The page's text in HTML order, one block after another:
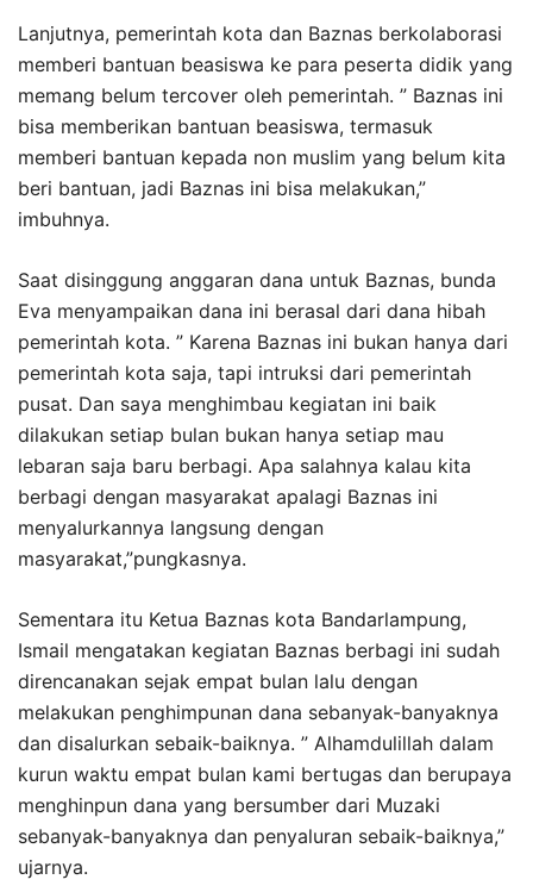
Lanjutnya, pemerintah kota dan Baznas berkolaborasi
memberi bantuan beasiswa ke para peserta didik yang
memang belum tercover oleh pemerintah. ” Baznas ini
bisa memberikan bantuan beasiswa, termasuk
memberi bantuan kepada non muslim yang belum kita
beri bantuan, jadi Baznas ini bisa melakukan,”
imbuhnya.
Saat disinggung anggaran dana untuk Baznas, bunda
Eva menyampaikan dana ini berasal dari dana hibah
pemerintah kota. ” Karena Baznas ini bukan hanya dari
pemerintah kota saja, tapi intruksi dari pemerintah
pusat. Dan saya menghimbau kegiatan ini baik
dilakukan setiap bulan bukan hanya setiap mau
lebaran saja baru berbagi. Apa salahnya kalau kita
berbagi dengan masyarakat apalagi Baznas ini
menyalurkannya langsung dengan
masyarakat,”pungkasnya.
Sementara itu Ketua Baznas kota Bandarlampung,
Ismail mengatakan kegiatan Baznas berbagi ini sudah
direncanakan sejak empat bulan lalu dengan
melakukan penghimpunan dana sebanyak-banyaknya
dan disalurkan sebaik-baiknya. ” Alhamdulillah dalam
kurun waktu empat bulan kami bertugas dan berupaya
menghinpun dana yang bersumber dari Muzaki
sebanyak-banyaknya dan penyaluran sebaik-baiknya,”
ujarnya.